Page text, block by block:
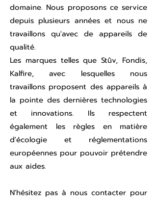
domaine. Nous proposons ce service
depuis plusieurs années et nous ne
travaillons qu'avec de appareils de
qualité.
Les marques telles que Stûv, Fondis,
Kalfire, avec lesquelles nous
travaillons proposent des appareils à
la pointe des dernières technologies
et innovations. Ils respectent
également les règles en matière
d'écologie et réglementations
européennes pour pouvoir prétendre
aux aides.
N'hésitez pas à nous contacter pour